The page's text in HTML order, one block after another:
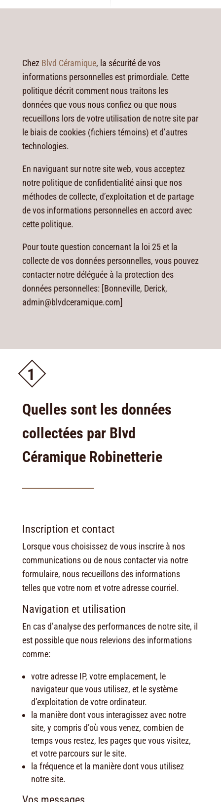
Chez Blvd Céramique, la sécurité de vos
informations personnelles est primordiale. Cette
politique décrit comment nous traitons les
données que vous nous confiez ou que nous
recueillons lors de votre utilisation de notre site par
le biais de cookies (fichiers témoins) et d’autres
technologies.
En naviguant sur notre site web, vous acceptez
notre politique de confidentialité ainsi que nos
méthodes de collecte, d’exploitation et de partage
de vos informations personnelles en accord avec
cette politique.
Pour toute question concernant la loi 25 et la
collecte de vos données personnelles, vous pouvez
contacter notre déléguée à la protection des
données personnelles: [Bonneville, Derick,
admin@blvdceramique.com]
1
Quelles sont les données
collectées par Blvd
Céramique Robinetterie
Inscription et contact
Lorsque vous choisissez de vous inscrire à nos
communications ou de nous contacter via notre
formulaire, nous recueillons des informations
telles que votre nom et votre adresse courriel.
Navigation et utilisation
En cas d’analyse des performances de notre site, il
est possible que nous relevions des informations
comme:
votre adresse IP, votre emplacement, le
navigateur que vous utilisez, et le système
d’exploitation de votre ordinateur.
la manière dont vous interagissez avec notre
site, y compris d’où vous venez, combien de
temps vous restez, les pages que vous visitez,
et votre parcours sur le site.
la fréquence et la manière dont vous utilisez
notre site.